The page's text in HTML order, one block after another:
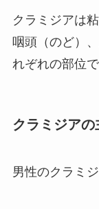
クラミジアは
咽頭（のど）
れぞれの部位
クラミジア
男性のクラミ